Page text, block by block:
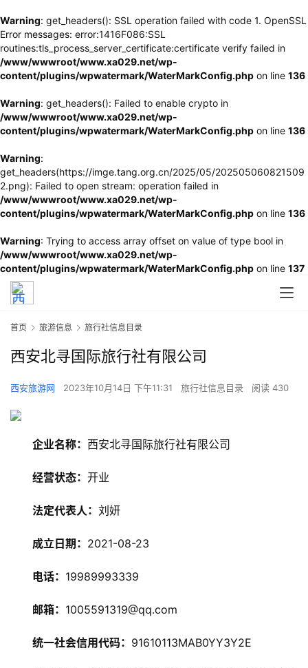
Warning: get_headers(): SSL operation failed with code 1. OpenSSL
Error messages: error:1416F086:SSL
routines:tls_process_server_certificate:certificate verify failed in
/www/wwwroot/www.xa029.net/wp-
content/plugins/wpwatermark/WaterMarkConfig.php on line 136
Warning: get_headers(): Failed to enable crypto in
/www/wwwroot/www.xa029.net/wp-
content/plugins/wpwatermark/WaterMarkConfig.php on line 136
Warning:
get_headers(https://imge.tang.org.cn/2025/05/202505060821509
2.png): Failed to open stream: operation failed in
/www/wwwroot/www.xa029.net/wp-
content/plugins/wpwatermark/WaterMarkConfig.php on line 136
Warning: Trying to access array offset on value of type bool in
/www/wwwroot/www.xa029.net/wp-
content/plugins/wpwatermark/WaterMarkConfig.php on line 137
首页 旅游信息 旅行社信息目录
西安北寻国际旅行社有限公司
西安旅游网 2023年10月14日 下午11:31 旅行社信息目录 阅读 430
企业名称： 西安北寻国际旅行社有限公司
经营状态： 开业
法定代表人： 刘妍
成立日期： 2021-08-23
电话： 19989993339
邮箱： 1005591319@qq.com
统一社会信用代码： 91610113MAB0YY3Y2E